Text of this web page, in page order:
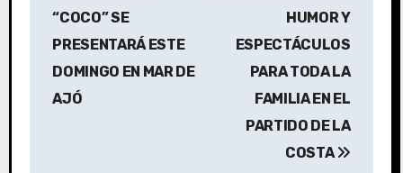
“COCO” SE
PRESENTARÁ ESTE
DOMINGO EN MAR DE
AJÓ
HUMOR Y
ESPECTÁCULOS
PARA TODA LA
FAMILIA EN EL
PARTIDO DE LA
COSTA